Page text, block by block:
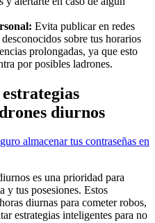
Evita publicar en redes
sobre tus horarios
prolongadas, ya que esto
por posibles ladrones.
diurnos
almacenar tus contraseñas en
es una prioridad para
y tus posesiones. Estos
diurnas para cometer robos,
estrategias inteligentes para no